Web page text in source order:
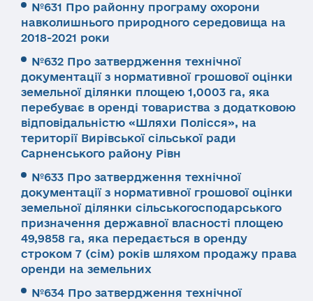
№631 Про районну програму охорони
навколишнього природного середовища на
2018-2021 роки
№632 Про затвердження технічної
документації з нормативної грошової оцінки
земельної ділянки площею 1,0003 га, яка
перебуває в оренді товариства з додатковою
відповідальністю «Шляхи Полісся», на
території Вирівської сільської ради
Сарненського району Рівн
№633 Про затвердження технічної
документації з нормативної грошової оцінки
земельної ділянки сільськогосподарського
призначення державної власності площею
49,9858 га, яка передається в оренду
строком 7 (сім) років шляхом продажу права
оренди на земельних
№634 Про затвердження технічної